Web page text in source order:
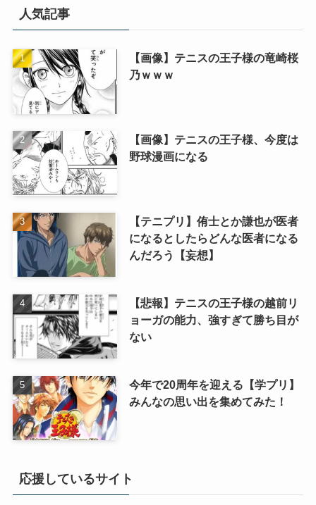
人気記事
【画像】テニスの王子様の竜崎桜
乃ｗｗｗ
【画像】テニスの王子様、今度は
野球漫画になる
【テニプリ】侑士とか謙也が医者
になるとしたらどんな医者になる
んだろう【妄想】
【悲報】テニスの王子様の越前リ
ョーガの能力、強すぎて勝ち目が
ない
今年で20周年を迎える【学プリ】
みんなの思い出を集めてみた！
応援しているサイト